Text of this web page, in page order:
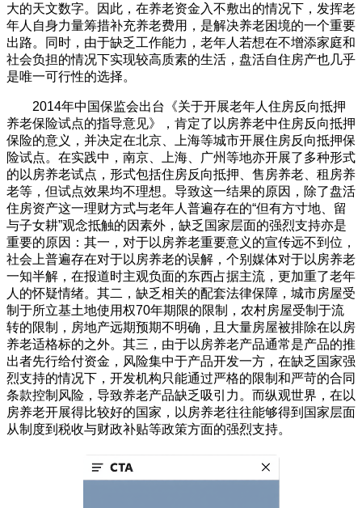
大的天文数字。因此，在养老资金入不敷出的情况下，发挥老
年人自身力量筹措补充养老费用，是解决养老困境的一个重要
出路。同时，由于缺乏工作能力，老年人若想在不增添家庭和
社会负担的情况下实现较高质素的生活，盘活自住房产也几乎
是唯一可行性的选择。
2014年中国保监会出台《关于开展老年人住房反向抵押
养老保险试点的指导意见》，肯定了以房养老中住房反向抵押
保险的意义，并决定在北京、上海等城市开展住房反向抵押保
险试点。在实践中，南京、上海、广州等地亦开展了多种形式
的以房养老试点，形式包括住房反向抵押、售房养老、租房养
老等，但试点效果均不理想。导致这一结果的原因，除了盘活
住房资产这一理财方式与老年人普遍存在的“但有方寸地、留
与子女耕”观念抵触的因素外，缺乏国家层面的强烈支持亦是
重要的原因：其一，对于以房养老重要意义的宣传远不到位，
社会上普遍存在对于以房养老的误解，个别媒体对于以房养老
一知半解，在报道时主观负面的东西占据主流，更加重了老年
人的怀疑情绪。其二，缺乏相关的配套法律保障，城市房屋受
制于所立基土地使用权70年期限的限制，农村房屋受制于流
转的限制，房地产远期预期不明确，且大量房屋被排除在以房
养老适格标的之外。其三，由于以房养老产品通常是产品的推
出者先行给付资金，风险集中于产品开发一方，在缺乏国家强
烈支持的情况下，开发机构只能通过严格的限制和严苛的合同
条款控制风险，导致养老产品缺乏吸引力。而纵观世界，在以
房养老开展得比较好的国家，以房养老往往能够得到国家层面
从制度到税收与财政补贴等政策方面的强烈支持。